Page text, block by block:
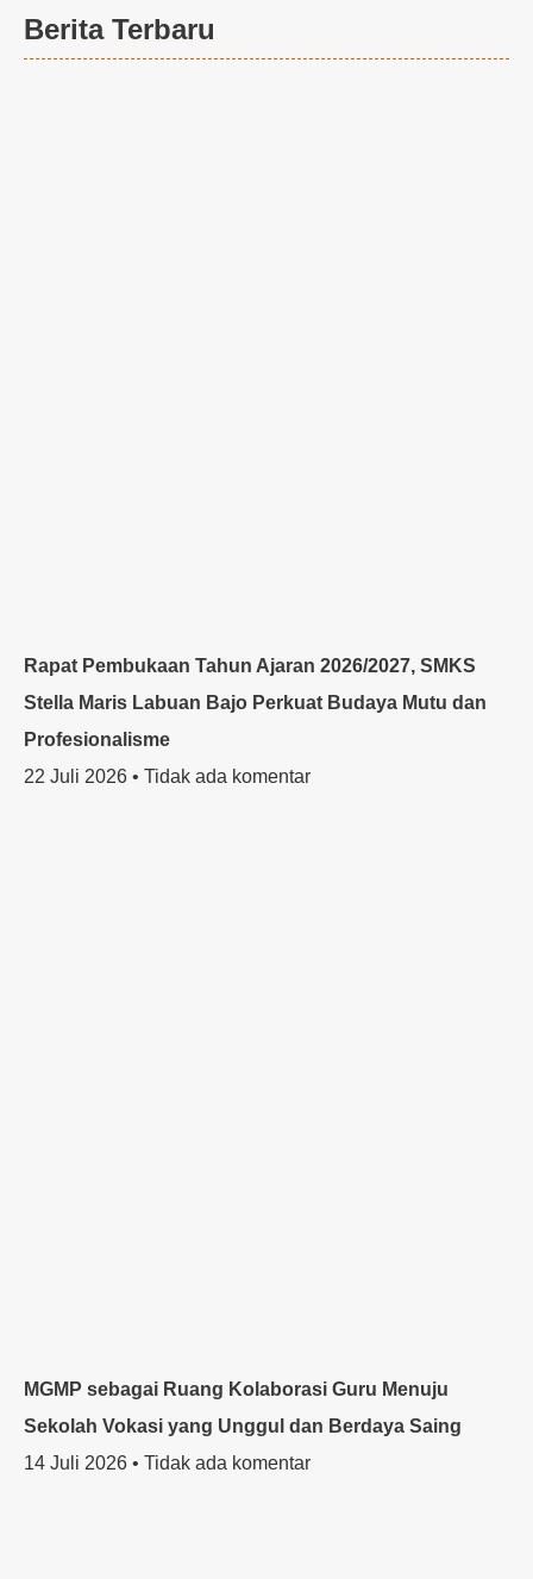
Berita Terbaru
Rapat Pembukaan Tahun Ajaran 2026/2027, SMKS
Stella Maris Labuan Bajo Perkuat Budaya Mutu dan
Profesionalisme
22 Juli 2026
Tidak ada komentar
MGMP sebagai Ruang Kolaborasi Guru Menuju
Sekolah Vokasi yang Unggul dan Berdaya Saing
14 Juli 2026
Tidak ada komentar